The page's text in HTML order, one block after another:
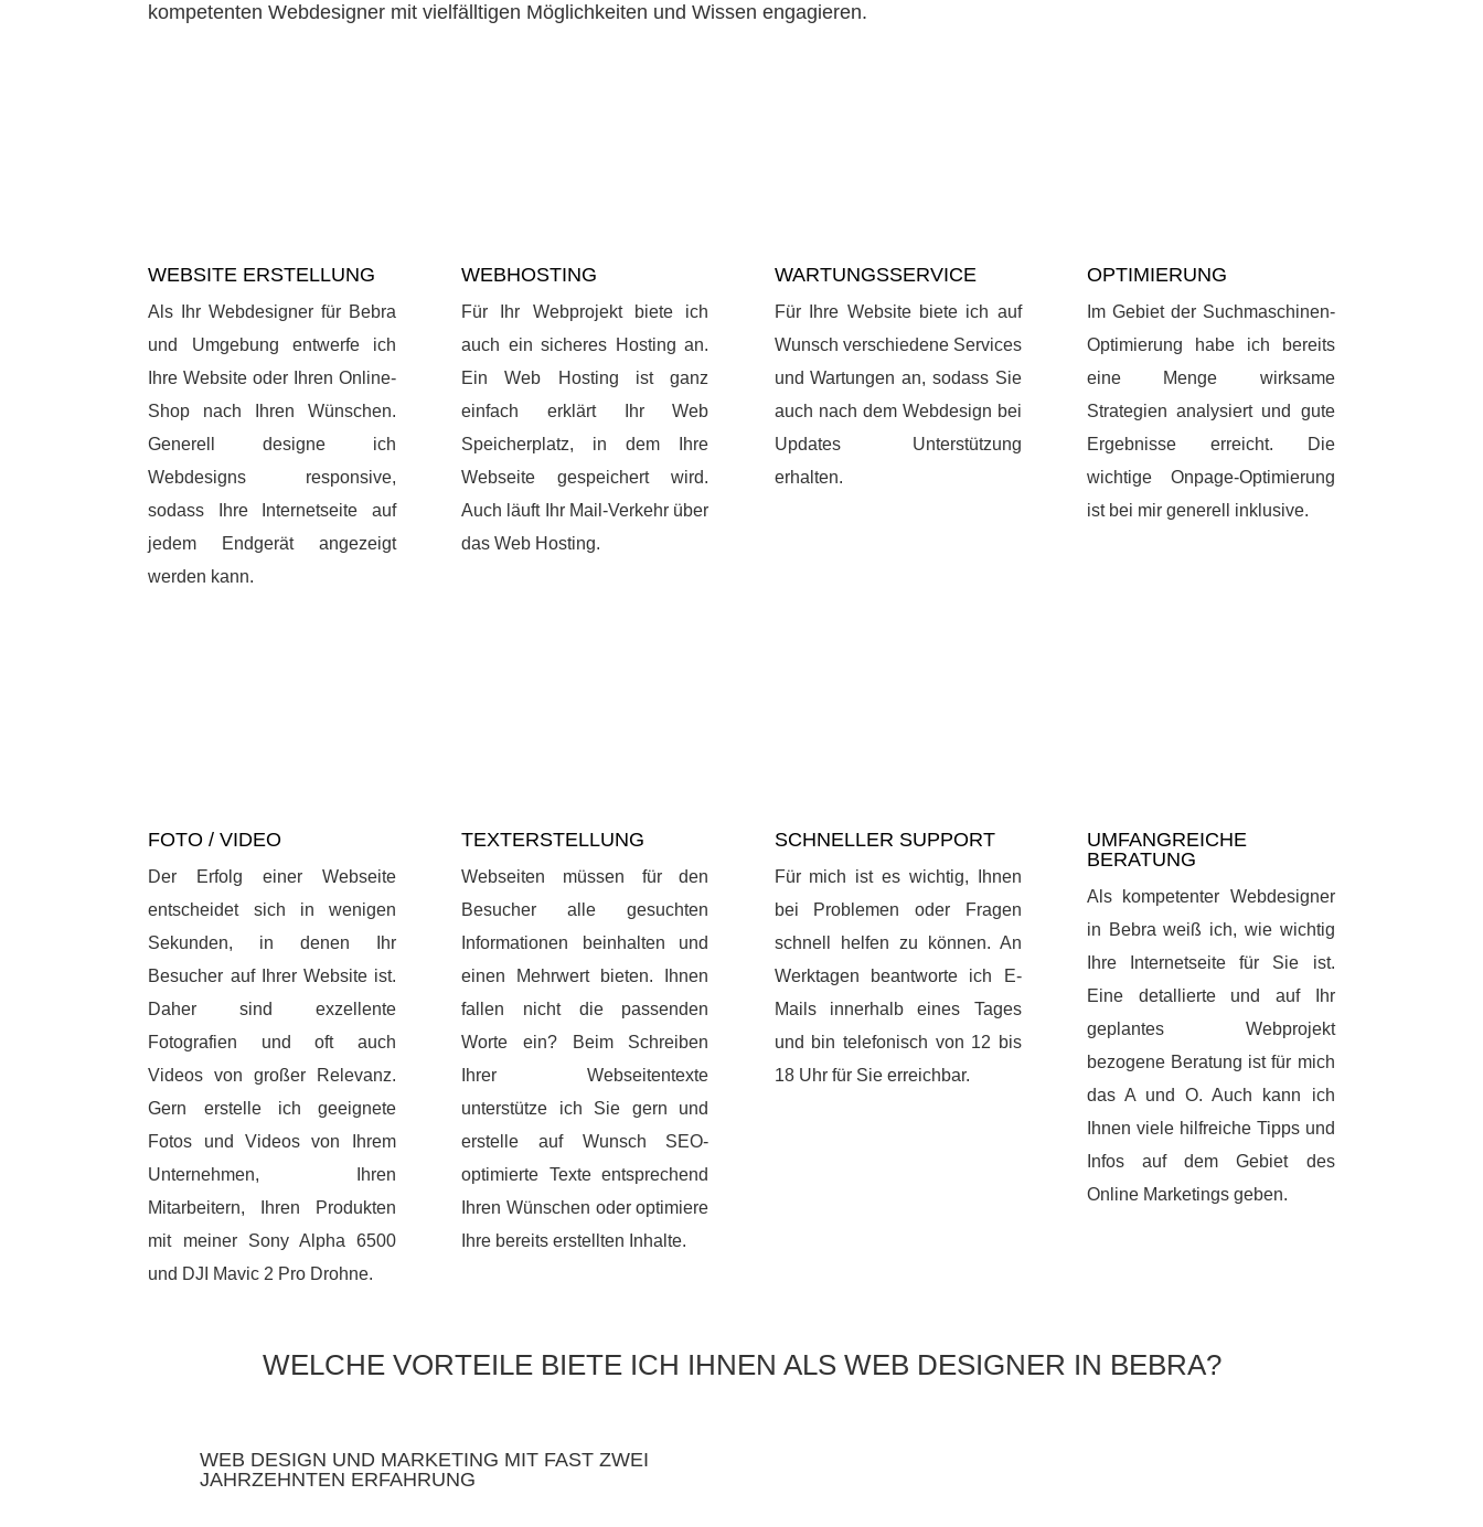
kompetenten Webdesigner mit vielfälltigen Möglichkeiten und Wissen engagieren.
WEBSITE ERSTELLUNG
Als Ihr Webdesigner für Bebra
und Umgebung entwerfe ich
Ihre Website oder Ihren Online-
Shop nach Ihren Wünschen.
Generell designe ich
Webdesigns responsive,
sodass Ihre Internetseite auf
jedem Endgerät angezeigt
werden kann.
WEBHOSTING
Für Ihr Webprojekt biete ich
auch ein sicheres Hosting an.
Ein Web Hosting ist ganz
einfach erklärt Ihr Web
Speicherplatz, in dem Ihre
Webseite gespeichert wird.
Auch läuft Ihr Mail-Verkehr über
das Web Hosting.
WARTUNGSSERVICE
Für Ihre Website biete ich auf
Wunsch verschiedene Services
und Wartungen an, sodass Sie
auch nach dem Webdesign bei
Updates Unterstützung
erhalten.
OPTIMIERUNG
Im Gebiet der Suchmaschinen-
Optimierung habe ich bereits
eine Menge wirksame
Strategien analysiert und gute
Ergebnisse erreicht. Die
wichtige Onpage-Optimierung
ist bei mir generell inklusive.
FOTO / VIDEO
Der Erfolg einer Webseite
entscheidet sich in wenigen
Sekunden, in denen Ihr
Besucher auf Ihrer Website ist.
Daher sind exzellente
Fotografien und oft auch
Videos von großer Relevanz.
Gern erstelle ich geeignete
Fotos und Videos von Ihrem
Unternehmen, Ihren
Mitarbeitern, Ihren Produkten
mit meiner Sony Alpha 6500
und DJI Mavic 2 Pro Drohne.
TEXTERSTELLUNG
Webseiten müssen für den
Besucher alle gesuchten
Informationen beinhalten und
einen Mehrwert bieten. Ihnen
fallen nicht die passenden
Worte ein? Beim Schreiben
Ihrer Webseitentexte
unterstütze ich Sie gern und
erstelle auf Wunsch SEO-
optimierte Texte entsprechend
Ihren Wünschen oder optimiere
Ihre bereits erstellten Inhalte.
SCHNELLER SUPPORT
Für mich ist es wichtig, Ihnen
bei Problemen oder Fragen
schnell helfen zu können. An
Werktagen beantworte ich E-
Mails innerhalb eines Tages
und bin telefonisch von 12 bis
18 Uhr für Sie erreichbar.
UMFANGREICHE
BERATUNG
Als kompetenter Webdesigner
in Bebra weiß ich, wie wichtig
Ihre Internetseite für Sie ist.
Eine detallierte und auf Ihr
geplantes Webprojekt
bezogene Beratung ist für mich
das A und O. Auch kann ich
Ihnen viele hilfreiche Tipps und
Infos auf dem Gebiet des
Online Marketings geben.
WELCHE VORTEILE BIETE ICH IHNEN ALS WEB DESIGNER IN BEBRA?
WEB DESIGN UND MARKETING MIT FAST ZWEI
JAHRZEHNTEN ERFAHRUNG